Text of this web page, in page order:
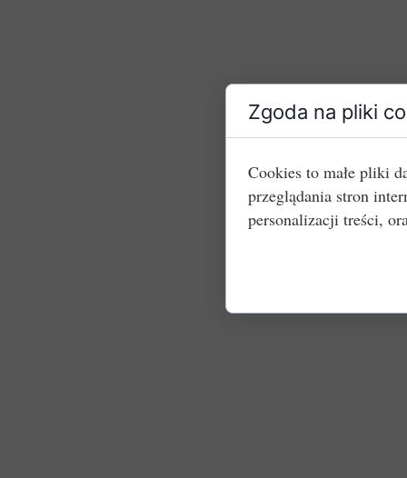
Zgoda na pliki
Cookies to małe pliki
przeglądania stron
personalizacji treści,